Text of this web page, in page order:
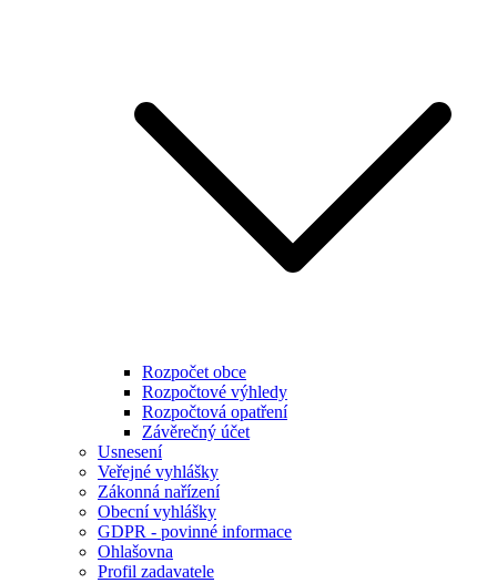
Rozpočet obce
Rozpočtové výhledy
Rozpočtová opatření
Závěrečný účet
Usnesení
Veřejné vyhlášky
Zákonná nařízení
Obecní vyhlášky
GDPR - povinné informace
Ohlašovna
Profil zadavatele